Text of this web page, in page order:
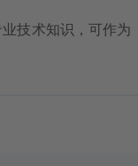
技术知识，可作为